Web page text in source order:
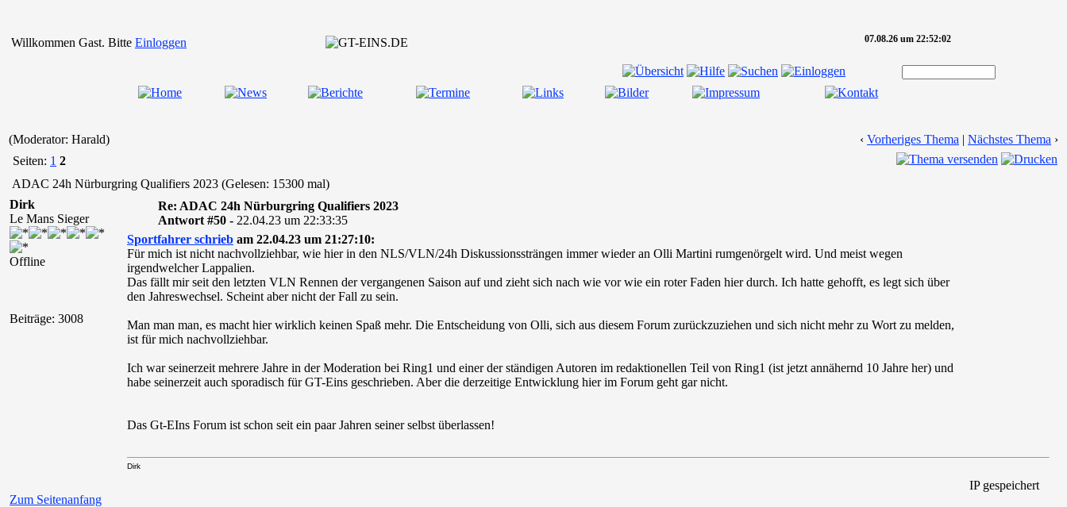
Willkommen Gast. Bitte Einloggen 07.08.26 um 22:52:02
(Moderator: Harald) ‹ Vorheriges Thema | Nächstes Thema ›
Seiten: 1 2
ADAC 24h Nürburgring Qualifiers 2023 (Gelesen: 15300 mal)
Dirk
Le Mans Sieger
Offline
Beiträge: 3008
Re: ADAC 24h Nürburgring Qualifiers 2023
Antwort #50 - 22.04.23 um 22:33:35
Sportfahrer schrieb am 22.04.23 um 21:27:10:
Für mich ist nicht nachvollziehbar, wie hier in den NLS/VLN/24h Diskussionssträngen immer wieder an Olli Martini rumgenörgelt wird. Und meist wegen
irgendwelcher Lappalien.
Das fällt mir seit den letzten VLN Rennen der vergangenen Saison auf und zieht sich nach wie vor wie ein roter Faden hier durch. Ich hatte gehofft, es legt sich über
den Jahreswechsel. Scheint aber nicht der Fall zu sein.
Man man man, es macht hier wirklich keinen Spaß mehr. Die Entscheidung von Olli, sich aus diesem Forum zurückzuziehen und sich nicht mehr zu Wort zu melden,
ist für mich nachvollziehbar.
Ich war seinerzeit mehrere Jahre in der Moderation bei Ring1 und einer der ständigen Autoren im redaktionellen Teil von Ring1 (ist jetzt annähernd 10 Jahre her) und
habe seinerzeit auch sporadisch für GT-Eins geschrieben. Aber die derzeitige Entwicklung hier im Forum geht gar nicht.
Das Gt-EIns Forum ist schon seit ein paar Jahren seiner selbst überlassen!
Zum Seitenanfang
Dirk
IP gespeichert